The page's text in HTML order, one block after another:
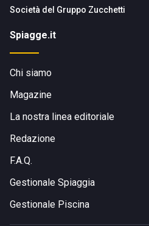
Società del Gruppo Zucchetti
Spiagge.it
Chi siamo
Magazine
La nostra linea editoriale
Redazione
F.A.Q.
Gestionale Spiaggia
Gestionale Piscina